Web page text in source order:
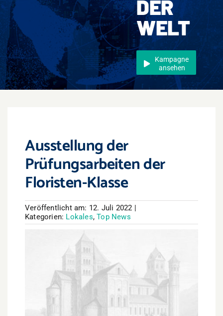
Events
Überregional
Jobs
Newsletter
DER
WELT
Kampagne
ansehen
Ausstellung der
Prüfungsarbeiten der
Floristen-Klasse
Veröffentlicht am: 12. Juli 2022 |
Kategorien: Lokales,Top News